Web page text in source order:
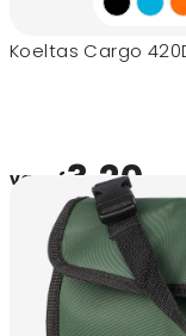
Koeltas Cargo 420D
vanaf3,20